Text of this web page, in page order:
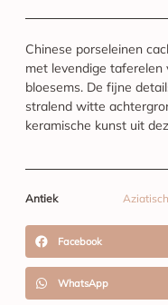
Chinese porseleinen
met levendige taferelen
bloesems. De fijne
stralend witte
keramische kunst uit
Antiek
Facebook
WhatsApp